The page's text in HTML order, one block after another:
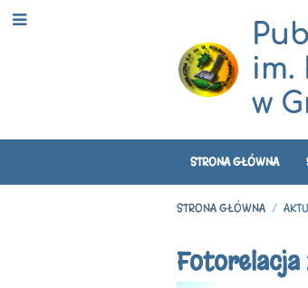
im.
w
STRONA GŁÓWNA
STRONA GŁÓWNA /
Fotorelacja